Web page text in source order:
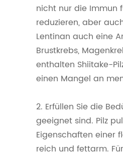
nicht nur die Immun
reduzieren, aber
Lentinan auch eine
Brustkrebs,
enthalten Shiitake-
einen Mangel an
2. Erfüllen Sie die
geeignet sind. Pilz
Eigenschaften einer
reich und fettarm.